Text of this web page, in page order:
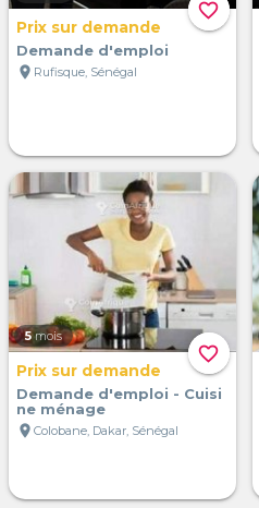
favorite_border
Prix sur demande
Demande d'emploi
location_on Rufisque, Sénégal
favorite_border
5 mois
Prix sur demande
Demande d'emploi - Cuisi
ne ménage
location_on Colobane, Dakar, Sénégal